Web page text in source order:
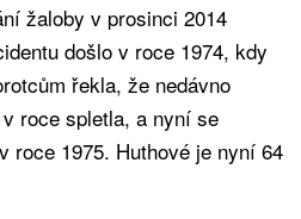
žaloby v prosinci 2014
došlo v roce 1974, kdy
řekla, že nedávno
roce spletla, a nyní se
roce 1975. Huthové je nyní 64